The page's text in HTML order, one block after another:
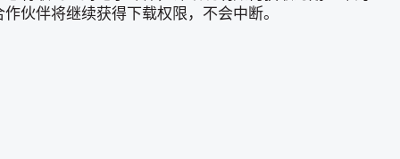
伙伴将继续获得下载权限，不会中断。